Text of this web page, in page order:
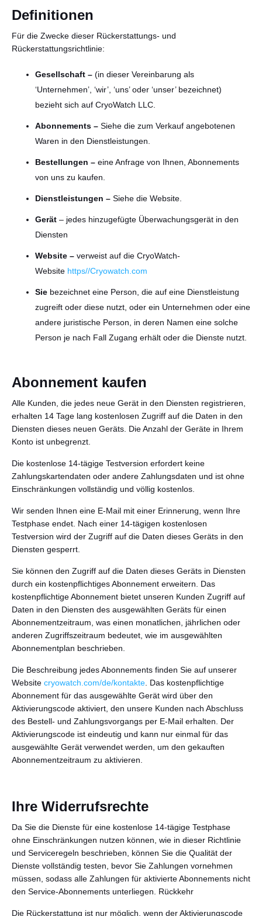
Definitionen
Für die Zwecke dieser Rückerstattungs- und
Rückerstattungsrichtlinie:
Gesellschaft – (in dieser Vereinbarung als
‘Unternehmen’, ‘wir’, ‘uns’ oder ‘unser’ bezeichnet)
bezieht sich auf CryoWatch LLC.
Abonnements – Siehe die zum Verkauf angebotenen
Waren in den Dienstleistungen.
Bestellungen – eine Anfrage von Ihnen, Abonnements
von uns zu kaufen.
Dienstleistungen – Siehe die Website.
Gerät – jedes hinzugefügte Überwachungsgerät in den
Diensten
Website – verweist auf die CryoWatch-
Website https//Cryowatch.com
Sie bezeichnet eine Person, die auf eine Dienstleistung
zugreift oder diese nutzt, oder ein Unternehmen oder eine
andere juristische Person, in deren Namen eine solche
Person je nach Fall Zugang erhält oder die Dienste nutzt.
Abonnement kaufen
Alle Kunden, die jedes neue Gerät in den Diensten registrieren,
erhalten 14 Tage lang kostenlosen Zugriff auf die Daten in den
Diensten dieses neuen Geräts. Die Anzahl der Geräte in Ihrem
Konto ist unbegrenzt.
Die kostenlose 14-tägige Testversion erfordert keine
Zahlungskartendaten oder andere Zahlungsdaten und ist ohne
Einschränkungen vollständig und völlig kostenlos.
Wir senden Ihnen eine E-Mail mit einer Erinnerung, wenn Ihre
Testphase endet. Nach einer 14-tägigen kostenlosen
Testversion wird der Zugriff auf die Daten dieses Geräts in den
Diensten gesperrt.
Sie können den Zugriff auf die Daten dieses Geräts in Diensten
durch ein kostenpflichtiges Abonnement erweitern. Das
kostenpflichtige Abonnement bietet unseren Kunden Zugriff auf
Daten in den Diensten des ausgewählten Geräts für einen
Abonnementzeitraum, was einen monatlichen, jährlichen oder
anderen Zugriffszeitraum bedeutet, wie im ausgewählten
Abonnementplan beschrieben.
Die Beschreibung jedes Abonnements finden Sie auf unserer
Website cryowatch.com/de/kontakte . Das kostenpflichtige
Abonnement für das ausgewählte Gerät wird über den
Aktivierungscode aktiviert, den unsere Kunden nach Abschluss
des Bestell- und Zahlungsvorgangs per E-Mail erhalten. Der
Aktivierungscode ist eindeutig und kann nur einmal für das
ausgewählte Gerät verwendet werden, um den gekauften
Abonnementzeitraum zu aktivieren.
Ihre Widerrufsrechte
Da Sie die Dienste für eine kostenlose 14-tägige Testphase
ohne Einschränkungen nutzen können, wie in dieser Richtlinie
und Serviceregeln beschrieben, können Sie die Qualität der
Dienste vollständig testen, bevor Sie Zahlungen vornehmen
müssen, sodass alle Zahlungen für aktivierte Abonnements nicht
den Service-Abonnements unterliegen. Rückkehr
Die Rückerstattung ist nur möglich, wenn der Aktivierungscode